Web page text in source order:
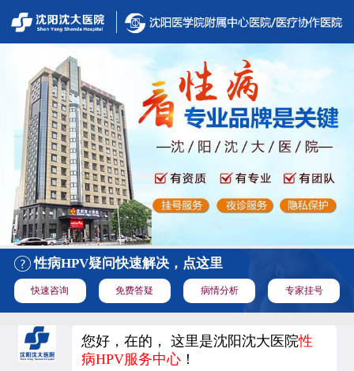
性病HPV疑问快速解决，点这里
快速咨询 免费答疑 病情分析 专家挂号
您好，在的， 这里是沈阳沈大医院性
病HPV服务中心 ！